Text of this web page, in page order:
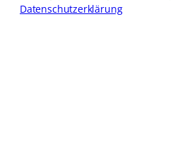
Datenschutzerklärung